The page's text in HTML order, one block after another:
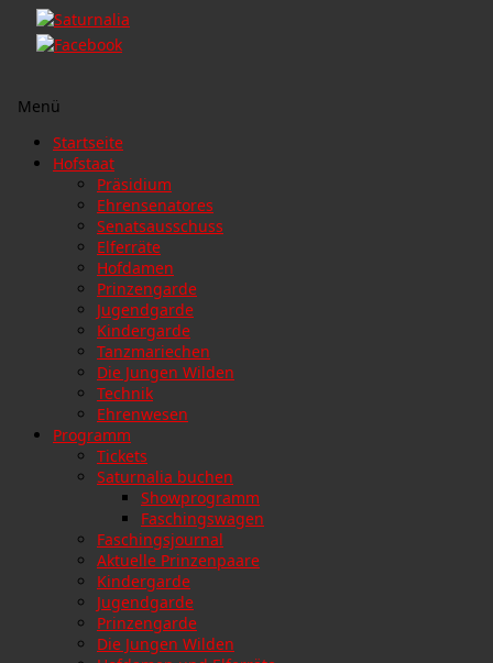
Menü
Zum
Inhalt
Startseite
Hofstaat
Präsidium
Ehrensenatores
Senatsausschuss
Elferräte
Hofdamen
Prinzengarde
Jugendgarde
Kindergarde
Tanzmariechen
Die Jungen Wilden
Technik
Ehrenwesen
Programm
Tickets
Saturnalia buchen
Showprogramm
Faschingswagen
Faschingsjournal
Aktuelle Prinzenpaare
Kindergarde
Jugendgarde
Prinzengarde
Die Jungen Wilden